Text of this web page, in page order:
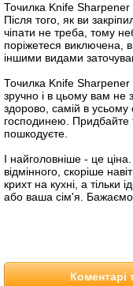
Точилка Knife
Після того, як ви
чіпати не треба, тому
поріжетеся виключена,
іншими видами
Точилка Knife Sharpener
зручно і в цьому вам не
здорово, самій в усьому
господинею. Придбайте
пошкодуєте.
І найголовніше - це
відмінного, скоріше
крихт на кухні, а тільки
або ваша сім'я. Бажаємо
Коментарі